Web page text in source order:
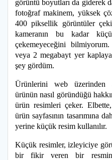
görüntü boyutları da giderek
fotoğraf makinem, yüksek
400 piksellik görüntüler
kameranın bu kadar
çekemeyeceğini
veya 2 megabayt yer
şey gördüm.
Ürünlerini web üzerinden
ürünün nasıl göründüğü
ürün resimleri çeker.
ürün sayfasının tasarımına
yerine küçük resim kullanılır.
Küçük resimler, izleyiciye
bir fikir veren bir